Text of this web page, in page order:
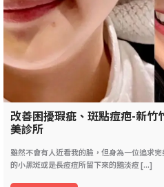
改善困擾瑕疵、斑點痘疤-新竹
美診所
雖然不會有人近看我的臉，但身為一位追求
的小黑斑或是長痘痘所留下來的黯淡痘 [...]